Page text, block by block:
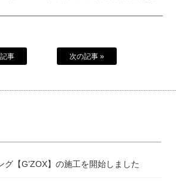
事 次の記事 »
グ【G’ZOX】の施工を開始しました